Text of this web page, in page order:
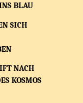
BLAU
SICH
NACH
KOSMOS